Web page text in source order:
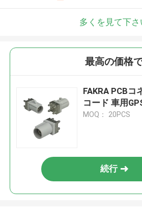
多くを見て下さ
最高の価格
FAKRA PCBコ
コード 車用
MOQ： 20PCS
続行